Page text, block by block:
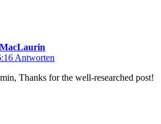
Antworten
Thanks for the well-researched post!